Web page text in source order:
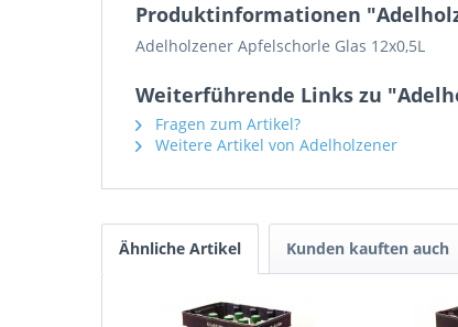
Produktinformationen
Adelholzener Apfelschorle Glas 12x0,5L
Weiterführende Links zu
Fragen zum Artikel?
Weitere Artikel von Adelholzener
Ähnliche Artikel Kunden kauften auch